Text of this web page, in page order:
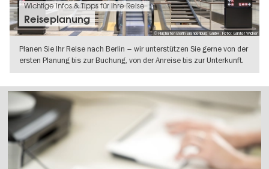
© Flughafen Berlin Brandenburg GmbH, Foto: Günter Wicker
Wichtige Infos & Tipps für Ihre Reise
Reiseplanung
Planen Sie Ihr Reise nach Berlin – wir unterstützen Sie gerne von der
ersten Planung bis zur Buchung, von der Anreise bis zur Unterkunft.